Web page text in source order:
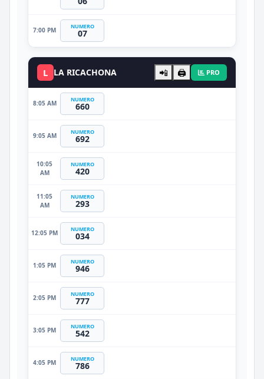
7:00 PM NUMERO
07
L LA RICACHONA 📲 🖨️ PRO
8:05 AM NUMERO
660
9:05 AM NUMERO
692
10:05
AM
NUMERO
420
11:05
AM
NUMERO
293
12:05 PM NUMERO
034
1:05 PM NUMERO
946
2:05 PM NUMERO
777
3:05 PM NUMERO
542
4:05 PM NUMERO
786